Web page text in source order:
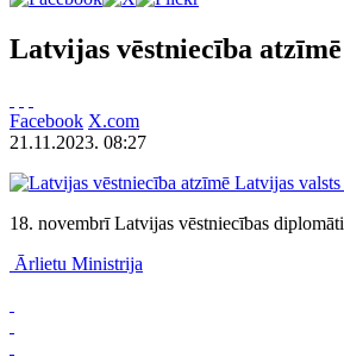
Latvijas vēstniecība
Facebook X.com
21.11.2023. 08:27
18. novembrī Latvijas vēstniecības
Ārlietu Ministrija